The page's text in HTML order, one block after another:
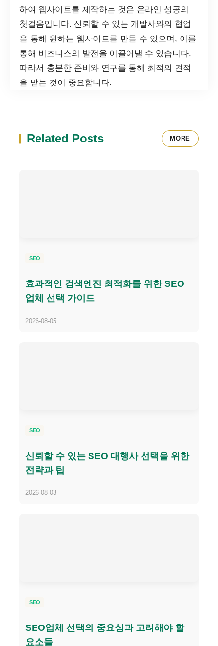
하여 웹사이트를 제작하는 것은 온라인 성공의
첫걸음입니다. 신뢰할 수 있는 개발사와의 협업
을 통해 원하는 웹사이트를 만들 수 있으며, 이를
통해 비즈니스의 발전을 이끌어낼 수 있습니다.
따라서 충분한 준비와 연구를 통해 최적의 견적
을 받는 것이 중요합니다.
Related Posts MORE
SEO
효과적인 검색엔진 최적화를 위한 SEO
업체 선택 가이드
2026-08-05
SEO
신뢰할 수 있는 SEO 대행사 선택을 위한
전략과 팁
2026-08-03
SEO
SEO업체 선택의 중요성과 고려해야 할
요소들